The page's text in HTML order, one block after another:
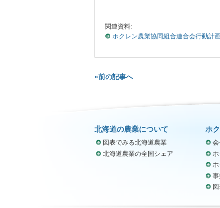
関連資料:
ホクレン農業協同組合連合会行動計
«前の記事へ
北海道の農業について
図表でみる北海道農業
北海道農業の全国シェア
ホ